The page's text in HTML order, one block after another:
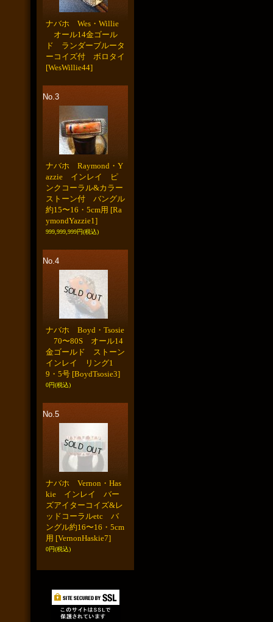
ナバホ Wes・Willie
オール14金ゴール
ド ランダーブルータ
ーコイズ付 ボロタイ
[WesWillie44]
No.3
ナバホ Raymond・Y
azzie インレイ ピ
ンクコーラル&カラー
ストーン付 バングル
約15〜16・5cm用 [Ra
ymondYazzie1]
999,999,999円(税込)
No.4
ナバホ Boyd・Tsosie
70〜80S オール14
金ゴールド ストーン
インレイ リング1
9・5号 [BoydTsosie3]
0円(税込)
No.5
ナバホ Vernon・Has
kie インレイ バー
ズアイターコイズ&レ
ッドコーラルetc バ
ングル約16〜16・5cm
用 [VernonHaskie7]
0円(税込)